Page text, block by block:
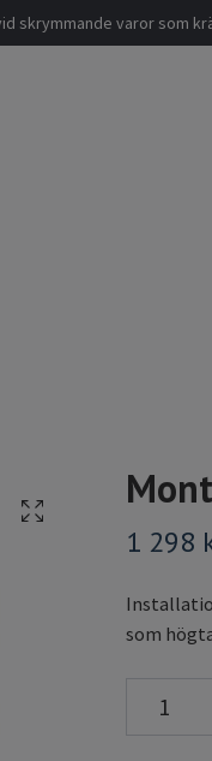
skrymmande varor som
1 298
som